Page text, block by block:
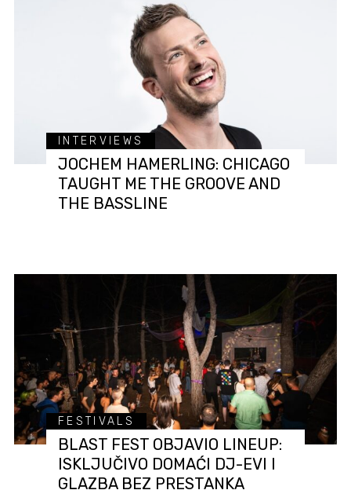
INTERVIEWS
JOCHEM HAMERLING: CHICAGO
TAUGHT ME THE GROOVE AND
THE BASSLINE
FESTIVALS
BLAST FEST OBJAVIO LINEUP:
ISKLJUČIVO DOMAĆI DJ-EVI I
GLAZBA BEZ PRESTANKA